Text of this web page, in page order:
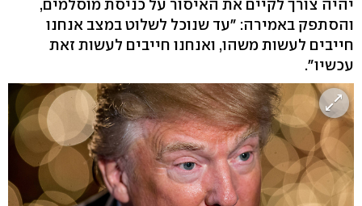
יהיה צורך לקיים את האיסור על כניסת מוסלמים,
והסתפק באמירה: "עד שנוכל לשלוט במצב אנחנו
חייבים לעשות משהו, ואנחנו חייבים לעשות זאת
עכשיו".